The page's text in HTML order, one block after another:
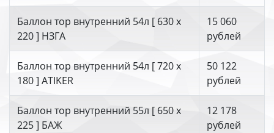
Баллон тор внутренний 54л [ 630 х
220 ] НЗГА
15 060
рублей
Баллон тор внутренний 54л [ 720 х
180 ] ATIKER
50 122
рублей
Баллон тор внутренний 55л [ 650 х
225 ] БАЖ
12 178
рублей